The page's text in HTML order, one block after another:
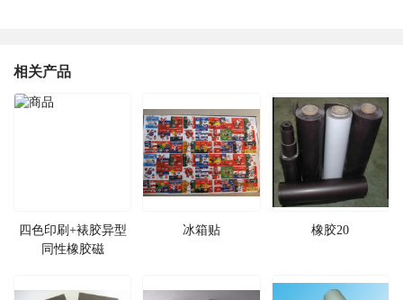
相关产品
四色印刷+裱胶异型
同性橡胶磁
冰箱贴 橡胶20